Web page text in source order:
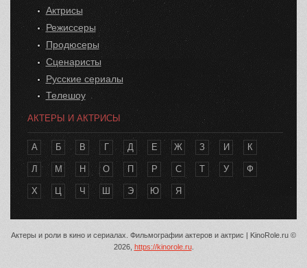
Актрисы
Режиссеры
Продюсеры
Сценаристы
Русские сериалы
Телешоу
АКТЕРЫ И АКТРИСЫ
А Б В Г Д Е Ж З И К
Л М Н О П Р С Т У Ф
Х Ц Ч Ш Э Ю Я
Актеры и роли в кино и сериалах. Фильмографии актеров и актрис | KinoRole.ru ©
2026, https://kinorole.ru.